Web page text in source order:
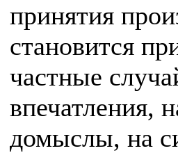
принятия
становится
частные
впечатления,
домыслы, на